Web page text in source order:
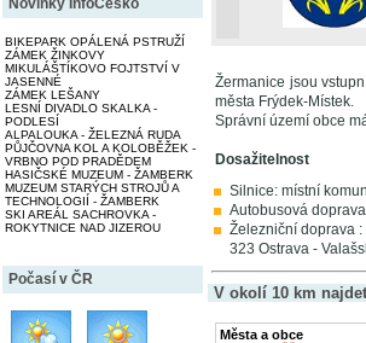
Novinky InfoČesko
BIKEPARK OPÁLENÁ PSTRUŽÍ
ZÁMEK ŽINKOVY
MIKULÁŠTÍKOVO FOJTSTVÍ V
JASENNÉ
ZÁMEK LEŠANY
LESNÍ DIVADLO SKALKA -
PODLESÍ
ALPALOUKA - ŽELEZNÁ RUDA
PŮJČOVNA KOL A KOLOBĚŽEK -
VRBNO POD PRADĚDEM
HASIČSKÉ MUZEUM - ŽAMBERK
MUZEUM STARÝCH STROJŮ A
TECHNOLOGIÍ - ŽAMBERK
SKI AREÁL SACHROVKA -
ROKYTNICE NAD JIZEROU
Počasí v ČR
Žermanice jsou
města Frýdek-Místek.
Správní území obce
Dosažitelnost
Silnice: místní
Autobusová
Železniční doprava
323 Ostrava -
V okolí 10 km
Města a obce